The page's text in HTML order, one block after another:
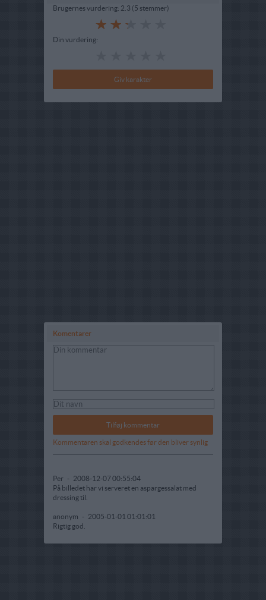
Brugernes vurdering: 2.3 (5 stemmer)
Din vurdering:
Komentarer
Kommentaren skal godkendes før den bliver synlig
Per - 2008-12-07 00:55:04
På billedet har vi serveret en aspargessalat med
dressing til.
anonym - 2005-01-01 01:01:01
Rigtig god.